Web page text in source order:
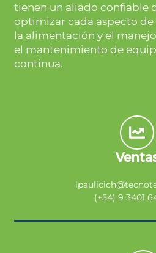
tienen un aliado confiable
optimizar cada aspecto de
la alimentación y el
el mantenimiento de
continua.
(+54) 9 3401